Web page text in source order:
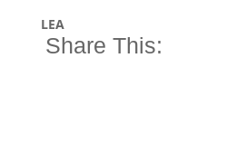
LEA
Share This: